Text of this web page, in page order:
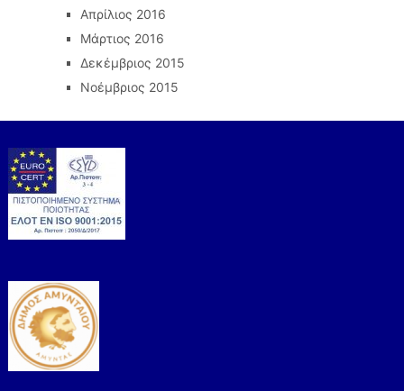
Απρίλιος 2016
Μάρτιος 2016
Δεκέμβριος 2015
Νοέμβριος 2015